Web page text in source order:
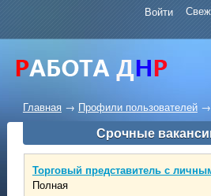
Войти
Главная → Профили пользователей→
Срочные
Торговый представитель с
Полная